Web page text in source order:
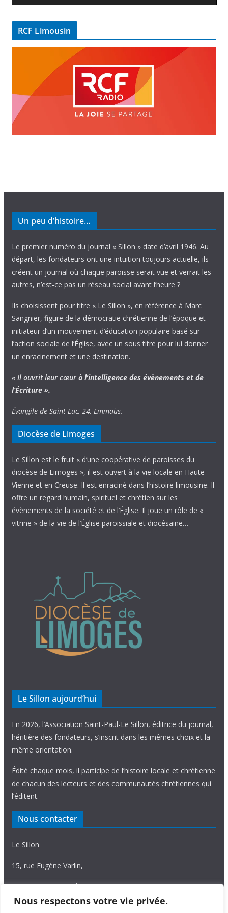
Nous respectons votre vie privée.
é
RCF Limousin
Un peu d’histoire…
Le premier numéro du journal « Sillon » date d’avril 1946. Au
départ, les fondateurs ont une intuition toujours actuelle, ils
créent un journal où chaque paroisse serait vue et verrait les
autres, n’est-ce pas un réseau social avant l’heure ?
Ils choisissent pour titre « Le Sillon », en référence à Marc
Sangnier, figure de la démocratie chrétienne de l’époque et
initiateur d’un mouvement d’éducation populaire basé sur
l’action sociale de l’Église, avec un sous titre pour lui donner
un enracinement et une destination.
« Il ouvrit leur cœur à l’intelligence des évènements et de
l’Écriture ».
Évangile de Saint Luc, 24, Emmaüs.
Diocèse de Limoges
Le Sillon est le fruit « d’une coopérative de paroisses du
diocèse de Limoges », il est ouvert à la vie locale en Haute-
Vienne et en Creuse. Il est enraciné dans l’histoire limousine. Il
offre un regard humain, spirituel et chrétien sur les
évènements de la société et de l’Église. Il joue un rôle de «
vitrine » de la vie de l’Église paroissiale et diocésaine…
Le Sillon aujourd’hui
En 2026, l’Association Saint-Paul-Le Sillon, éditrice du journal,
héritière des fondateurs, s’inscrit dans les mêmes choix et la
même orientation.
Édité chaque mois, il participe de l’histoire locale et chrétienne
de chacun des lecteurs et des communautés chrétiennes qui
l’éditent.
Nous contacter
Le Sillon
15, rue Eugène Varlin,
87036 Limoges Cedex.
Tél. 05 55 06 14 15